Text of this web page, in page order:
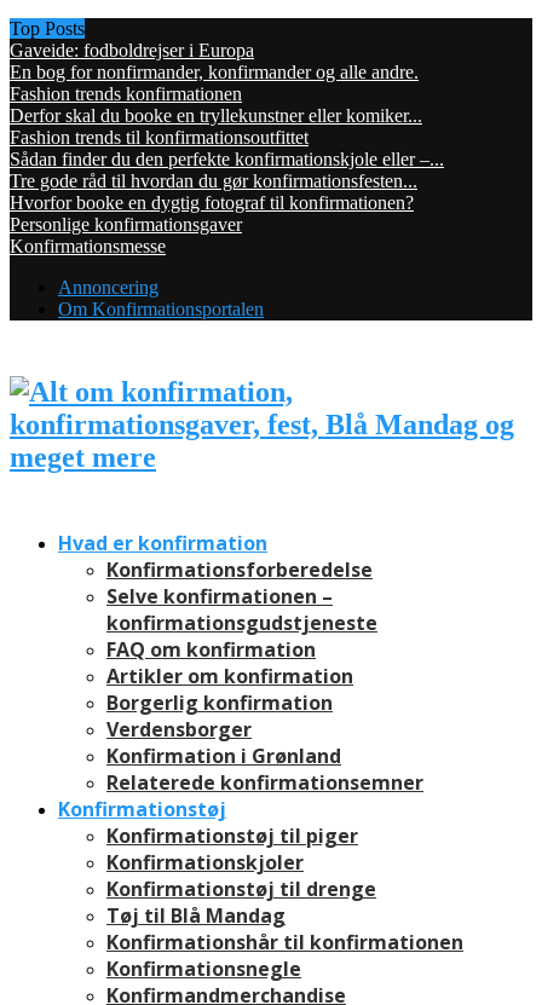
Top Posts
Gaveide: fodboldrejser i Europa
En bog for nonfirmander, konfirmander og alle andre.
Fashion trends konfirmationen
Derfor skal du booke en tryllekunstner eller komiker...
Fashion trends til konfirmationsoutfittet
Sådan finder du den perfekte konfirmationskjole eller –...
Tre gode råd til hvordan du gør konfirmationsfesten...
Hvorfor booke en dygtig fotograf til konfirmationen?
Personlige konfirmationsgaver
Konfirmationsmesse
Annoncering
Om Konfirmationsportalen
Hvad er konfirmation
Konfirmationsforberedelse
Selve konfirmationen –
konfirmationsgudstjeneste
FAQ om konfirmation
Artikler om konfirmation
Borgerlig konfirmation
Verdensborger
Konfirmation i Grønland
Relaterede konfirmationsemner
Konfirmationstøj
Konfirmationstøj til piger
Konfirmationskjoler
Konfirmationstøj til drenge
Tøj til Blå Mandag
Konfirmationshår til konfirmationen
Konfirmationsnegle
Konfirmandmerchandise